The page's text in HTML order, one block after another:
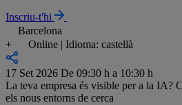
Inscriu-t'hi
Barcelona
+
Online | Idioma: castellà
17 Set 2026 De 09:30 h a 10:30 h
La teva empresa és visible per a la IA?
els nous entorns de cerca